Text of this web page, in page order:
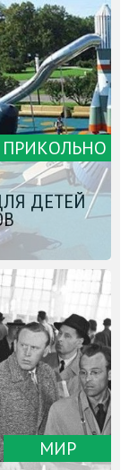
ПРИКОЛЬНО
ДЕТЕЙ
МИР